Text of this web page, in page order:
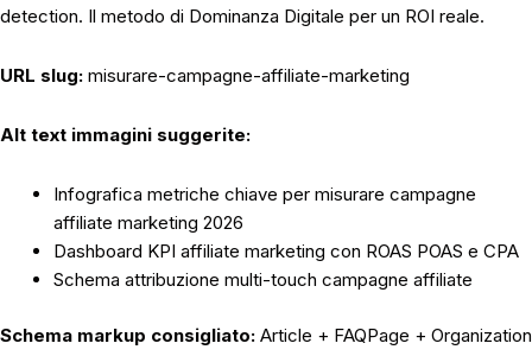
detection. Il metodo di Dominanza Digitale per un ROI reale.
URL slug: misurare-campagne-affiliate-marketing
Alt text immagini suggerite:
Infografica metriche chiave per misurare campagne
affiliate marketing 2026
Dashboard KPI affiliate marketing con ROAS POAS e CPA
Schema attribuzione multi-touch campagne affiliate
Schema markup consigliato: Article + FAQPage + Organization